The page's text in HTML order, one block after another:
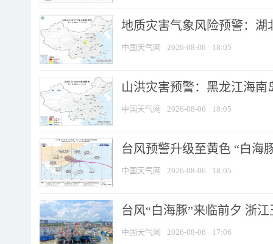
地质灾害气象风险预警：湖
中国天气网 2026-08-06 18:05
山洪灾害预警：黑龙江海
中国天气网 2026-08-06 18:05
台风预警升级至黄色 “白海
中国天气网 2026-08-06 18:05
台风“白海豚”来临前夕 浙
中国天气网 2026-08-06 17:06